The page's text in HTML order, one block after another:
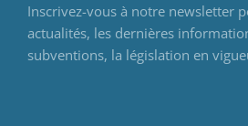
Inscrivez-vous à notre newsletter
actualités, les dernières
subventions, la législation en